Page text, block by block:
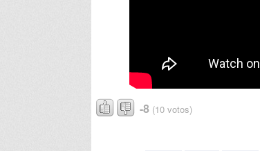
-8 (10 votos)